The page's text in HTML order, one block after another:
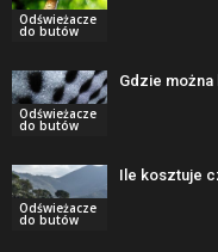
Odświeżacze
do butów
Odświeżacze
do butów
Gdzie
Odświeżacze
do butów
Ile kosztuje